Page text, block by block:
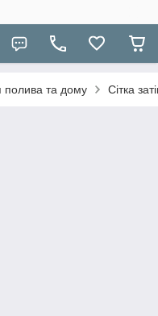
полива та дому Сітка